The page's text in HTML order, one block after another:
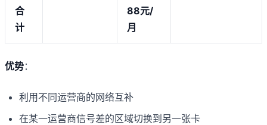
合
计
88元/
月
优势：
利用不同运营商的网络互补
在某一运营商信号差的区域切换到另一张卡